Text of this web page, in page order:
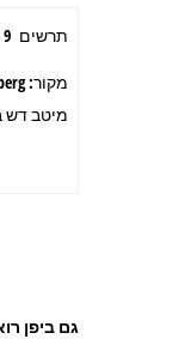
תרשים 9
מיטב דש
גם ביפן